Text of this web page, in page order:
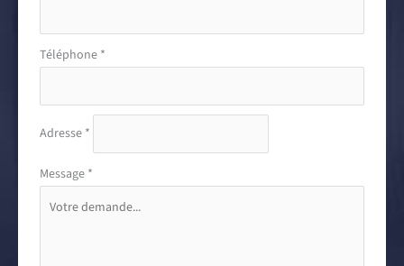
Téléphone *
Adresse *
Message *